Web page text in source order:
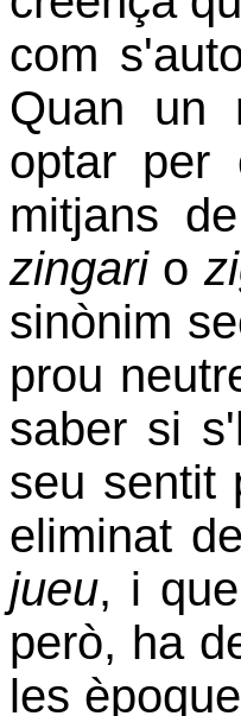
com
Quan un
optar per
mitjans
zingario
sinònim
prou
saber si
seu sentit
eliminat de
jueu, i
però, ha
les